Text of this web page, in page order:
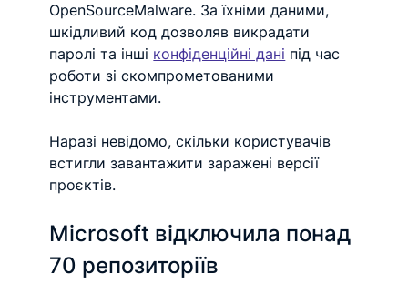
OpenSourceMalware. За їхніми даними,
шкідливий код дозволяв викрадати
паролі та інші конфіденційні дані під час
роботи зі скомпрометованими
інструментами.
Наразі невідомо, скільки користувачів
встигли завантажити заражені версії
проєктів.
Microsoft відключила понад
70 репозиторіїв